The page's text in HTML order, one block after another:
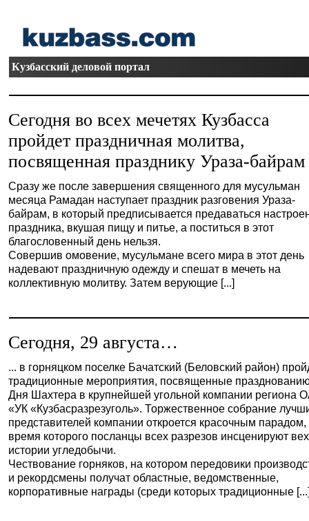
Кузбасский деловой портал
Сегодня во всех мечетях Кузбасса
пройдет праздничная молитва,
посвященная празднику Ураза-байрам
Сразу же после завершения священного для мусульман
месяца Рамадан наступает праздник разговения Ураза-
байрам, в который предписывается предаваться
праздника, вкушая пищу и питье, а поститься в этот
благословенный день нельзя.
Совершив омовение, мусульмане всего мира в этот день
надевают праздничную одежду и спешат в мечеть на
коллективную молитву. Затем верующие [...]
Сегодня, 29 августа…
... в горняцком поселке Бачатский (Беловский район)
традиционные мероприятия, посвященные
Дня Шахтера в крупнейшей угольной компании региона
«УК «Кузбасразрезуголь». Торжественное собрание
представителей компании откроется красочным парадом,
время которого посланцы всех разрезов инсценируют
истории угледобычи.
Чествование горняков, на котором передовики
и рекордсмены получат областные, ведомственные,
корпоративные награды (среди которых традиционные